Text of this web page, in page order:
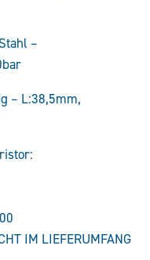
–
– L:38,5mm,
IM LIEFERUMFANG